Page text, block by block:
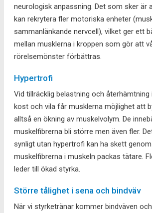
neurologisk anpassning. Det som sker är
kan rekrytera fler motoriska enheter
sammanlänkande nervcell), vilket ger ett
mellan musklerna i kroppen som gör att
rörelsemönster förbättras.
Hypertrofi
Vid tillräcklig belastning och
kost och vila får musklerna möjlighet att
alltså en ökning av muskelvolym. De
muskelfibrerna bli större men även fler.
synligt utan hypertrofi kan ha skett
muskelfibrerna i muskeln packas tätare.
leder till ökad styrka.
Större tålighet i sena och bindväv
När vi styrketränar kommer bindväven